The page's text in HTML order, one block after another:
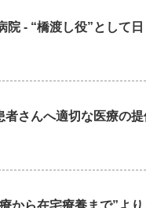
院 - “橋渡し役”として
者さんへ適切な医療の
から在宅療養まで”よ